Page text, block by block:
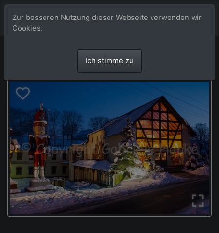
Zur besseren Nutzung dieser Webseite verwenden wir
Cookies.
Ich stimme zu